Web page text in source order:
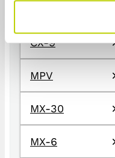
CX-9
MPV
MX-30
MX-6